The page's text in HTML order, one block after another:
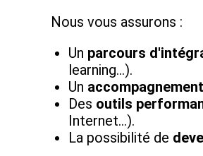
Nous vous assurons :
Un parcours
learning…).
Un
Des outils
Internet...).
La possibilité de